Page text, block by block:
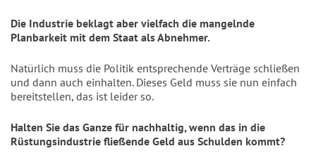
Die Industrie beklagt aber vielfach die mangelnde
Planbarkeit mit dem Staat als Abnehmer.
Natürlich muss die Politik entsprechende Verträge schließen
und dann auch einhalten. Dieses Geld muss sie nun einfach
bereitstellen, das ist leider so.
Halten Sie das Ganze für nachhaltig, wenn das in die
Rüstungsindustrie fließende Geld aus Schulden kommt?